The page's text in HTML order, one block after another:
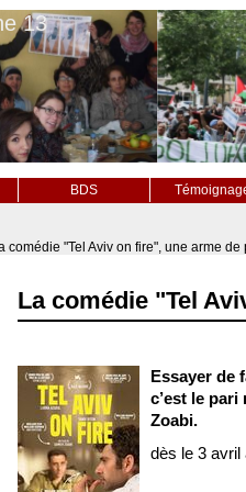
13
BDS
comédie "Tel Aviv on fire", une arme de
La comédie "Tel
Essayer de
c’est le
Zoabi.
dès le 3 avril